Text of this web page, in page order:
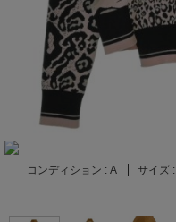
コンディション : A サイズ :